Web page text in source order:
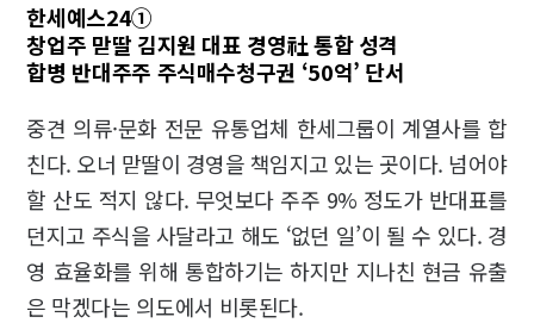
한세예스24①
창업주 맏딸 김지원 대표 경영社 통합 성격
합병 반대주주 주식매수청구권 ‘50억’ 단서
중견 의류·문화 전문 유통업체 한세그룹이 계열사를 합
친다. 오너 맏딸이 경영을 책임지고 있는 곳이다. 넘어야
할 산도 적지 않다. 무엇보다 주주 9% 정도가 반대표를
던지고 주식을 사달라고 해도 ‘없던 일’이 될 수 있다. 경
영 효율화를 위해 통합하기는 하지만 지나친 현금 유출
은 막겠다는 의도에서 비롯된다.